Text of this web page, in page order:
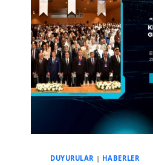
DUYURULAR | HABERLER